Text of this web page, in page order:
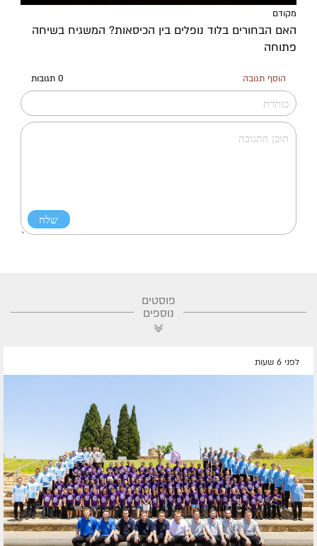
מקודם
האם הבחורים בלוד נופלים בין הכיסאות? המשגיח בשיחה
פתוחה
הוסף תגובה 0 תגובות
פוסטים
נוספים
לפני 6 שעות